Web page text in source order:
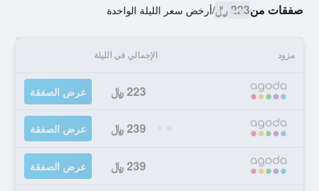
صفقات من223 ﷼ /أرخص سعر الليلة الواحدة
مزود الإجمالي في الليلة
223 ﷼ عرض الصفقة
239 ﷼ عرض الصفقة
239 ﷼ عرض الصفقة